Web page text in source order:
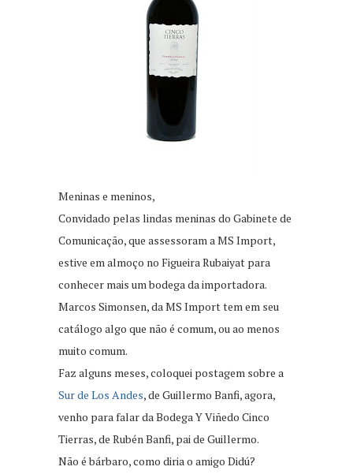
Meninas e meninos,
Convidado pelas lindas meninas do Gabinete de
Comunicação, que assessoram a MS Import,
estive em almoço no Figueira Rubaiyat para
conhecer mais um bodega da importadora.
Marcos Simonsen, da MS Import tem em seu
catálogo algo que não é comum, ou ao menos
muito comum.
Faz alguns meses, coloquei postagem sobre a
Sur de Los Andes, de Guillermo Banfi, agora,
venho para falar da Bodega Y Viñedo Cinco
Tierras, de Rubén Banfi, pai de Guillermo.
Não é bárbaro, como diria o amigo Didú?